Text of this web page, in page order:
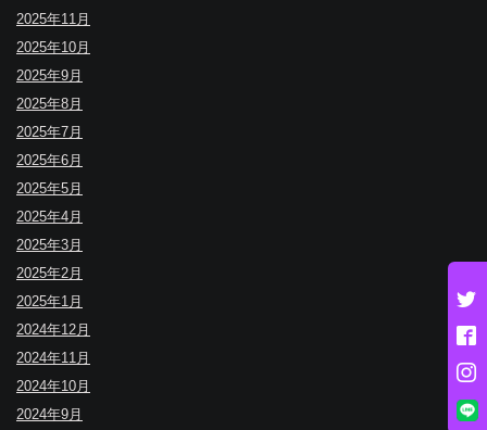
2025年11月
2025年10月
2025年9月
2025年8月
2025年7月
2025年6月
2025年5月
2025年4月
2025年3月
2025年2月
2025年1月
2024年12月
2024年11月
2024年10月
2024年9月